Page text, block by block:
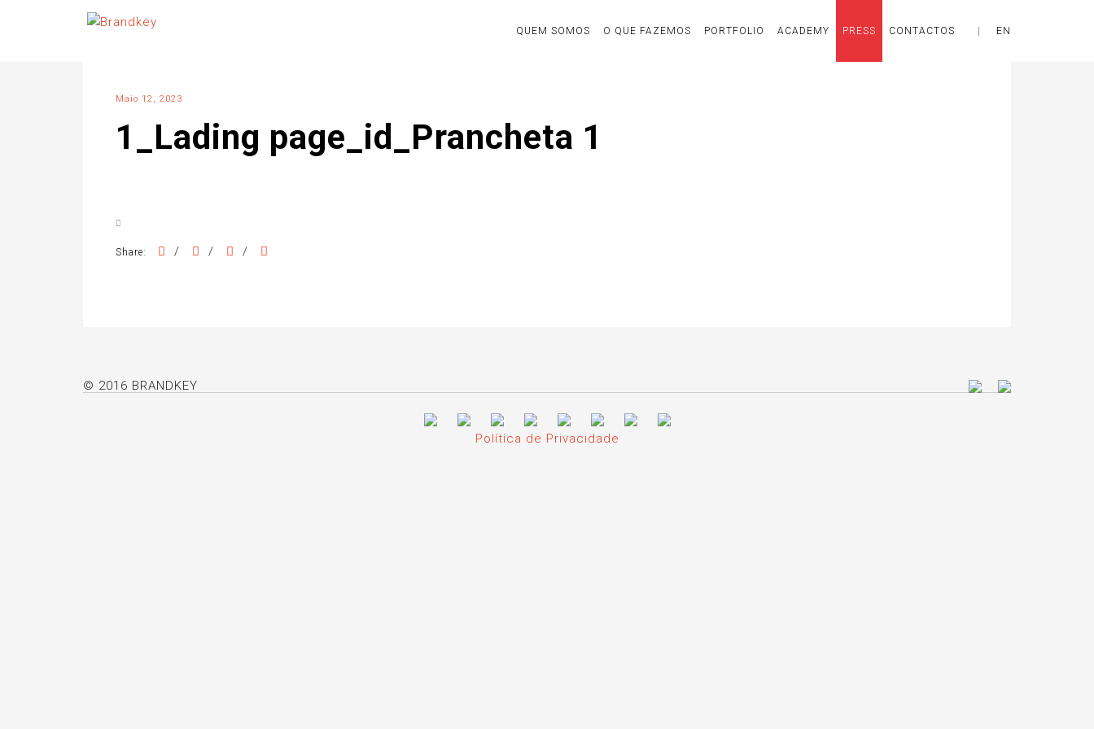
QUEM SOMOS O QUE FAZEMOS PORTFOLIO ACADEMY PRESS CONTACTOS EN
Maio 12, 2023
1_Lading page_id_Prancheta 1
Share: / / /
© 2016 BRANDKEY
Política de Privacidade